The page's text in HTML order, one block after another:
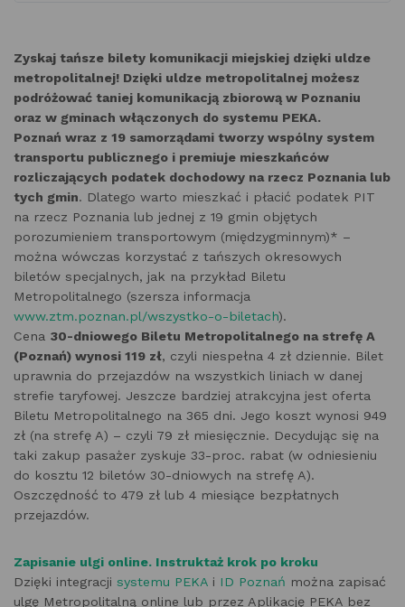
Zyskaj tańsze bilety komunikacji miejskiej dzięki uldze
metropolitalnej! Dzięki uldze metropolitalnej możesz
podróżować taniej komunikacją zbiorową w Poznaniu
oraz w gminach włączonych do systemu PEKA.
Poznań wraz z 19 samorządami tworzy wspólny system
transportu publicznego i premiuje mieszkańców
rozliczających podatek dochodowy na rzecz Poznania lub
tych gmin. Dlatego warto mieszkać i płacić podatek PIT
na rzecz Poznania lub jednej z 19 gmin objętych
porozumieniem transportowym (międzygminnym)* –
można wówczas korzystać z tańszych okresowych
biletów specjalnych, jak na przykład Biletu
Metropolitalnego (szersza informacja
www.ztm.poznan.pl/wszystko-o-biletach).
Cena 30-dniowego Biletu Metropolitalnego na strefę A
(Poznań) wynosi 119 zł, czyli niespełna 4 zł dziennie. Bilet
uprawnia do przejazdów na wszystkich liniach w danej
strefie taryfowej. Jeszcze bardziej atrakcyjna jest oferta
Biletu Metropolitalnego na 365 dni. Jego koszt wynosi 949
zł (na strefę A) – czyli 79 zł miesięcznie. Decydując się na
taki zakup pasażer zyskuje 33-proc. rabat (w odniesieniu
do kosztu 12 biletów 30-dniowych na strefę A).
Oszczędność to 479 zł lub 4 miesiące bezpłatnych
przejazdów.
Zapisanie ulgi online. Instruktaż krok po kroku
Dzięki integracji systemu PEKA i ID Poznań można zapisać
ulgę Metropolitalną online lub przez Aplikację PEKA bez